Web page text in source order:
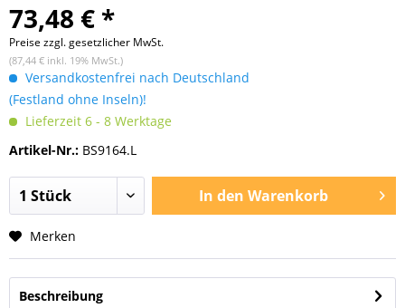
73,48 € *
Preise zzgl. gesetzlicher MwSt.
(87,44 € inkl. 19% MwSt.)
Versandkostenfrei nach Deutschland
(Festland ohne Inseln)!
Lieferzeit 6 - 8 Werktage
Artikel-Nr.: BS9164.L
In den Warenkorb
Merken
Beschreibung